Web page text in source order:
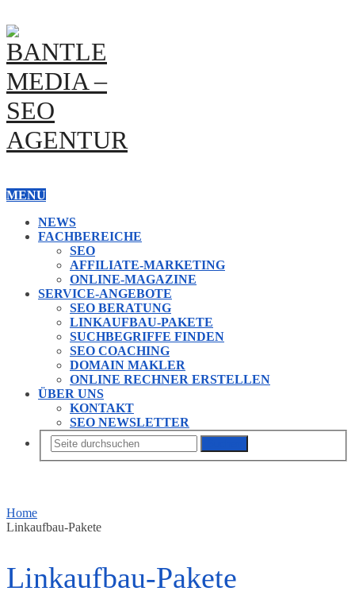
MENU
NEWS
FACHBEREICHE
SEO
AFFILIATE-MARKETING
ONLINE-MAGAZINE
SERVICE-ANGEBOTE
SEO BERATUNG
LINKAUFBAU-PAKETE
SUCHBEGRIFFE FINDEN
SEO COACHING
DOMAIN MAKLER
ONLINE RECHNER ERSTELLEN
ÜBER UNS
KONTAKT
SEO NEWSLETTER
Home
Linkaufbau-Pakete
Linkaufbau-Pakete